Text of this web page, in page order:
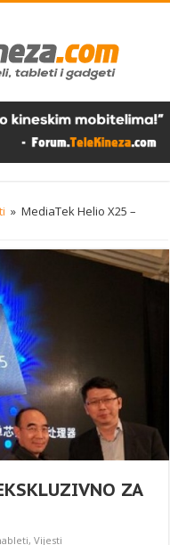
» MediaTek Helio X25 –
ZA
,Vijesti